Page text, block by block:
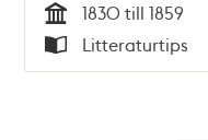
Tid
1830 till 1859
Typ
Litteraturtips